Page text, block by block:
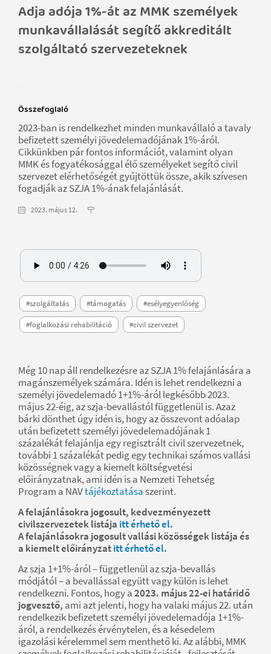
Adja adója 1%-át az MMK személyek
munkavállalását segítő akkreditált
szolgáltató szervezeteknek
Összefoglaló
2023-ban is rendelkezhet minden munkavállaló a tavaly
befizetett személyi jövedelemadójának 1%-áról.
Cikkünkben pár fontos információt, valamint olyan
MMK és fogyatékosággal élő személyeket segítő civil
szervezet elérhetőségét gyűjtöttük össze, akik szívesen
fogadják az SZJA 1%-ának felajánlását.
2023. május 12.
#szolgáltatás #támogatás #esélyegyenlőség
#foglalkozási rehabilitáció #civil szervezet
Még 10 nap áll rendelkezésre az SZJA 1% felajánlására a
magánszemélyek számára. Idén is lehet rendelkezni a
személyi jövedelemadó 1+1%-áról legkésőbb 2023.
május 22-éig, az szja-bevallástól függetlenül is. Azaz
bárki dönthet úgy idén is, hogy az összevont adóalap
után befizetett személyi jövedelemadójának 1
százalékát felajánlja egy regisztrált civil szervezetnek,
további 1 százalékát pedig egy technikai számos vallási
közösségnek vagy a kiemelt költségvetési
előirányzatnak, ami idén is a Nemzeti Tehetség
Program a NAVtájékoztatásaszerint.
A felajánlásokra jogosult, kedvezményezett
civilszervezetek listája itt érhető el.
A felajánlásokra jogosult vallási közösségek listája és
a kiemelt előirányzatitt érhető el.
Az szja 1+1%-áról – függetlenül az szja-bevallás
módjától – a bevallással együtt vagy külön is lehet
rendelkezni. Fontos, hogy a2023. május 22-ei határidő
jogvesztő, ami azt jelenti, hogy ha valaki május 22. után
rendelkezik befizetett személyi jövedelemadója 1+1%-
áról, a rendelkezés érvénytelen, és a késedelem
igazolási kérelemmel sem menthető ki. Az alábbi, MMK